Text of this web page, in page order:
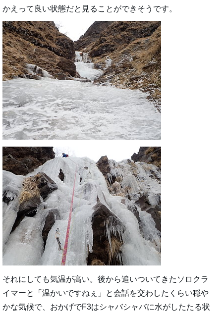
かえって良い状態だと見ることができそうです。
それにしても気温が高い。後から追いついてきたソロクラ
イマーと「温かいですねぇ」と会話を交わしたくらい穏や
かな気候で、おかげでF3はシャバシャバに水がしたたる状